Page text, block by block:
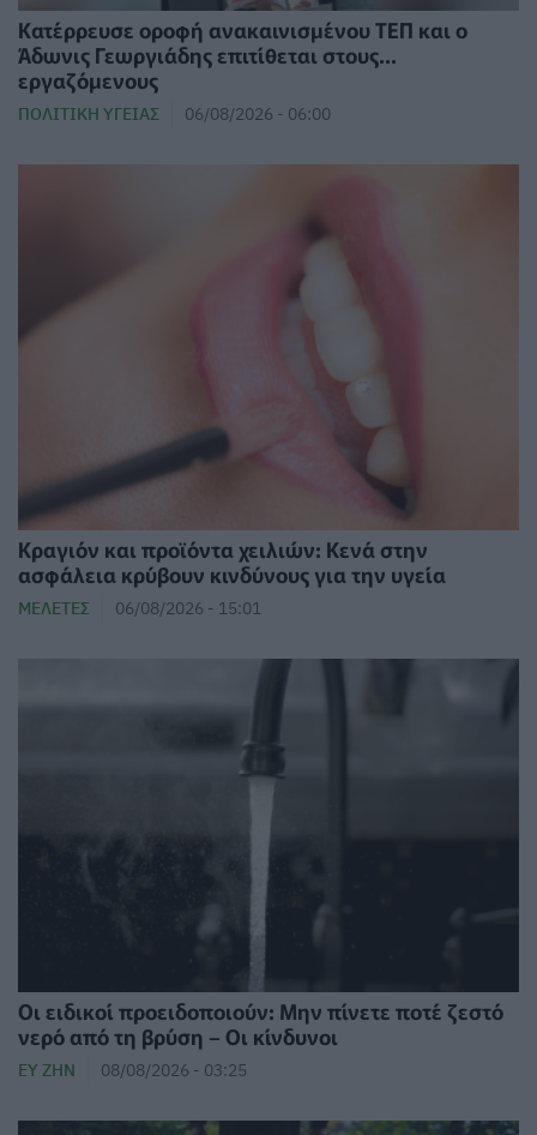
Κατέρρευσε οροφή ανακαινισμένου ΤΕΠ και ο
Άδωνις Γεωργιάδης επιτίθεται στους...
εργαζόμενους
ΠΟΛΙΤΙΚΉ ΥΓΕΊΑΣ 06/08/2026 - 06:00
Κραγιόν και προϊόντα χειλιών: Κενά στην
ασφάλεια κρύβουν κινδύνους για την υγεία
ΜΕΛΈΤΕΣ 06/08/2026 - 15:01
Οι ειδικοί προειδοποιούν: Μην πίνετε ποτέ ζεστό
νερό από τη βρύση – Οι κίνδυνοι
ΕΥ ΖΗΝ 08/08/2026 - 03:25